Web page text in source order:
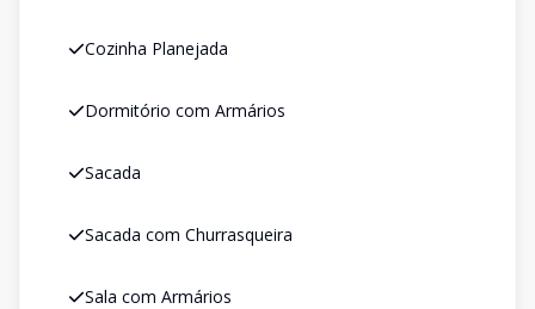
Cozinha Planejada
Dormitório com Armários
Sacada
Sacada com Churrasqueira
Sala com Armários